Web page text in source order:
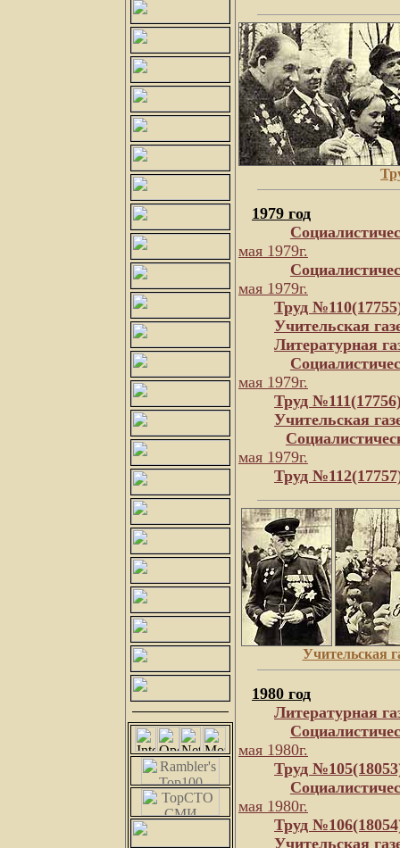
1979 год
мая 1979г.
мая 1979г.
Труд
Учительская
Литературная
мая 1979г.
Труд
Учительская
мая 1979г.
Труд
Учительская
1980 год
Литературная
мая 1980г.
Труд
мая 1980г.
Труд
Учительская